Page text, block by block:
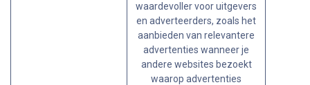
waardevoller voor uitgevers
en adverteerders, zoals het
aanbieden van relevantere
advertenties wanneer je
andere websites bezoekt
waarop advertenties